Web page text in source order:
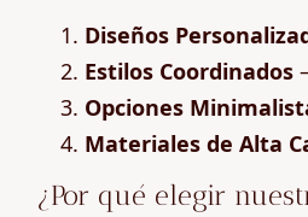
Diseños
Estilos Coordinados
Opciones
Materiales de Alta
¿Por qué elegir